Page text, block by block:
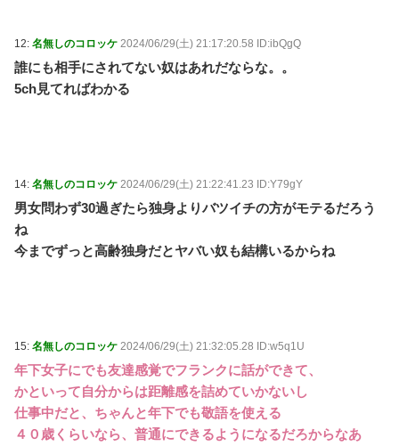
12: 名無しのコロッケ 2024/06/29(土) 21:17:20.58 ID:ibQgQ
誰にも相手にされてない奴はあれだならな。。
5ch見てればわかる
14: 名無しのコロッケ 2024/06/29(土) 21:22:41.23 ID:Y79gY
男女問わず30過ぎたら独身よりバツイチの方がモテるだろう
ね
今までずっと高齢独身だとヤバい奴も結構いるからね
15: 名無しのコロッケ 2024/06/29(土) 21:32:05.28 ID:w5q1U
年下女子にでも友達感覚でフランクに話ができて、
かといって自分からは距離感を詰めていかないし
仕事中だと、ちゃんと年下でも敬語を使える
４０歳くらいなら、普通にできるようになるだろからなあ